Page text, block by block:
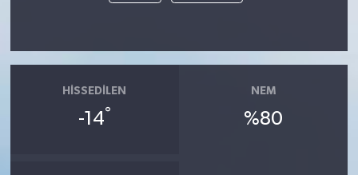
HISSEDILEN
-14°
NEM
%80